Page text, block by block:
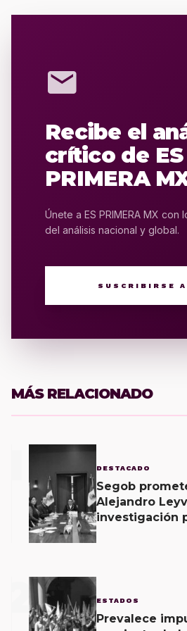
mail
Recibe el
crítico de ES
PRIMERA
Únete a ES PRIMERA MX con
del análisis nacional y global.
SUSCRIBIRSE
MÁS RELACIONADO
DESTACADO
Segob
Alejandro
investigación
2 ESTADOS
Prevalece